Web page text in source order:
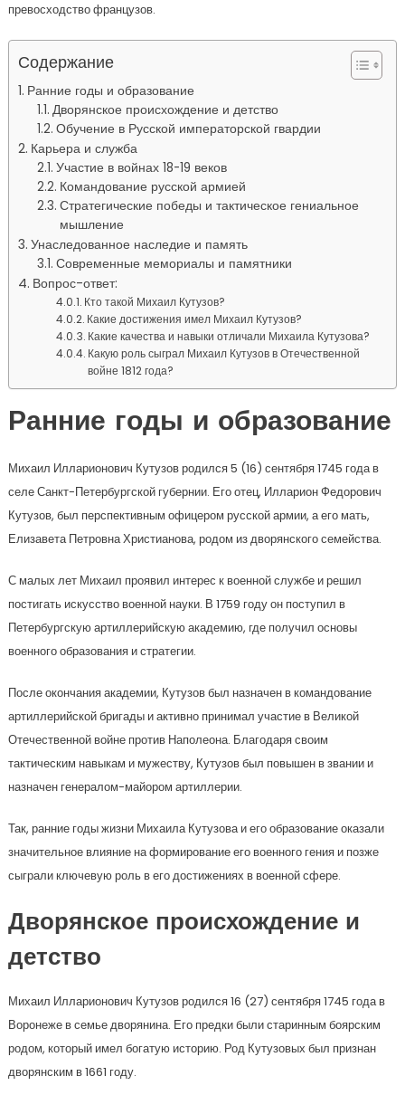
превосходство французов.
Содержание
Ранние годы и образование
Дворянское происхождение и детство
Обучение в Русской императорской гвардии
Карьера и служба
Участие в войнах 18-19 веков
Командование русской армией
Стратегические победы и тактическое гениальное
мышление
Унаследованное наследие и память
Современные мемориалы и памятники
Вопрос-ответ:
Кто такой Михаил Кутузов?
Какие достижения имел Михаил Кутузов?
Какие качества и навыки отличали Михаила Кутузова?
Какую роль сыграл Михаил Кутузов в Отечественной
войне 1812 года?
Ранние годы и образование
Михаил Илларионович Кутузов родился 5 (16) сентября 1745 года в
селе Санкт-Петербургской губернии. Его отец, Илларион Федорович
Кутузов, был перспективным офицером русской армии, а его мать,
Елизавета Петровна Христианова, родом из дворянского семейства.
С малых лет Михаил проявил интерес к военной службе и решил
постигать искусство военной науки. В 1759 году он поступил в
Петербургскую артиллерийскую академию, где получил основы
военного образования и стратегии.
После окончания академии, Кутузов был назначен в командование
артиллерийской бригады и активно принимал участие в Великой
Отечественной войне против Наполеона. Благодаря своим
тактическим навыкам и мужеству, Кутузов был повышен в звании и
назначен генералом-майором артиллерии.
Так, ранние годы жизни Михаила Кутузова и его образование оказали
значительное влияние на формирование его военного гения и позже
сыграли ключевую роль в его достижениях в военной сфере.
Дворянское происхождение и
детство
Михаил Илларионович Кутузов родился 16 (27) сентября 1745 года в
Воронеже в семье дворянина. Его предки были старинным боярским
родом, который имел богатую историю. Род Кутузовых был признан
дворянским в 1661 году.